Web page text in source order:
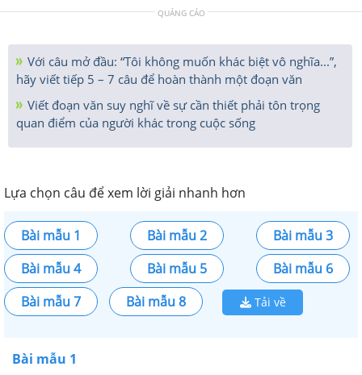
QUẢNG CÁO
Với‌ ‌câu‌ ‌mở‌ ‌đầu: ‌“Tôi‌ ‌không‌ ‌muốn‌ ‌khác‌ ‌biệt‌ ‌vô‌ ‌nghĩa...”,‌
hãy‌ ‌viết‌ ‌tiếp‌ ‌5‌ ‌–‌ ‌7‌ ‌câu‌ ‌để‌ ‌hoàn‌ ‌thành‌ ‌một‌ ‌đoạn‌ ‌văn
Viết đoạn văn suy nghĩ về sự cần thiết phải tôn trọng
quan điểm của người khác trong cuộc sống
Lựa chọn câu để xem lời giải nhanh hơn
Bài mẫu 1 Bài mẫu 2
Bài mẫu 3
Bài mẫu 4
Bài mẫu 5
Bài mẫu 6
Bài mẫu 7
Bài mẫu 8 Tải về
Bài mẫu 1